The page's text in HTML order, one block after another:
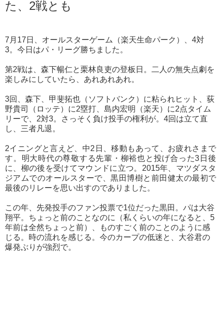
た、2戦とも
7月17日、オールスターゲーム（楽天生命パーク）、4対
3。今日はパ・リーグ勝ちました。
第2戦は、森下暢仁と栗林良吏の登板日 。二人の無失点劇を
楽しみにしていたら、あれあれあれ。
3回、森下、甲斐拓也（ソフトバンク）に粘られヒット、荻
野貴司（ロッテ）に2塁打、島内宏明（楽天）に2点タイム
リーで、2対3。さっそく負け投手の権利が。4回は立て直
し、三者凡退。
2イニングと言えど、中2日、移動もあって、お疲れさまで
す。明大時代の尊敬する先輩・柳裕也と投げ合った3日後
に、柳の後を受けてマウンドに立つ。2015年、マツダスタ
ジアムでのオールスターで、黒田博樹と前田健太の最初で
最後のリレーを思い出すのでありました。
この年、先発投手のファン投票で1位だった黒田。パは大谷
翔平。ちょっと前のことなのに（私くらいの年になると、5
年前は全然ちょっと前）、ものすごく前のことのように感
じる。時の流れを感じる。今のカープの低迷と、大谷君の
爆発ぶりが強烈で。